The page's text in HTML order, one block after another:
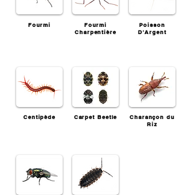
Fourmi
Fourmi
Charpentière
Poisson
D'Argent
Centipède Carpet Beetle
Charançon du
Riz